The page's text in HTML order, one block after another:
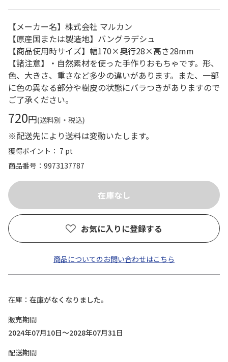
【メーカー名】株式会社 マルカン
【原産国または製造地】バングラデシュ
【商品使用時サイズ】幅170×奥行28×高さ28mm
【諸注意】・自然素材を使った手作りおもちゃです。形、
色、大きさ、重さなど多少の違いがあります。また、一部
に色の異なる部分や樹皮の状態にバラつきがありますので
ご了承ください。
720円(送料別・税込)
※配送先により送料は変動いたします。
獲得ポイント： 7 pt
商品番号
9973137787
お気に入りに登録する
商品についてのお問い合わせはこちら
在庫
在庫がなくなりました。
販売期間
2024年07月10日～2028年07月31日
配送期間